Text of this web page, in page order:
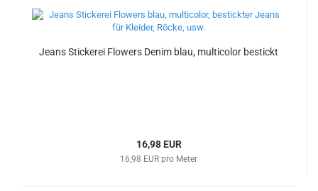
Jeans Stickerei Flowers Denim blau, multicolor bestickt
16,98 EUR
16,98 EUR pro Meter